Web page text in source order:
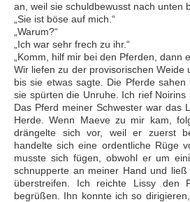
an, weil sie schuldbewusst nach unten
„Sie ist böse auf mich.“
„Warum?“
„Ich war sehr frech zu ihr.“
„Komm, hilf mir bei den Pferden, dann
Wir liefen zu der provisorischen Weide
bis sie etwas sagte. Die Pferde sahen
sie spürten die Unruhe. Ich rief Noirins
Das Pferd meiner Schwester war das
Herde. Wenn Maeve zu mir kam,
drängelte sich vor, weil er zuerst
handelte sich eine ordentliche Rüge
musste sich fügen, obwohl er um
schnupperte an meiner Hand und
überstreifen. Ich reichte Lissy den
begrüßen. Ihn konnte ich so